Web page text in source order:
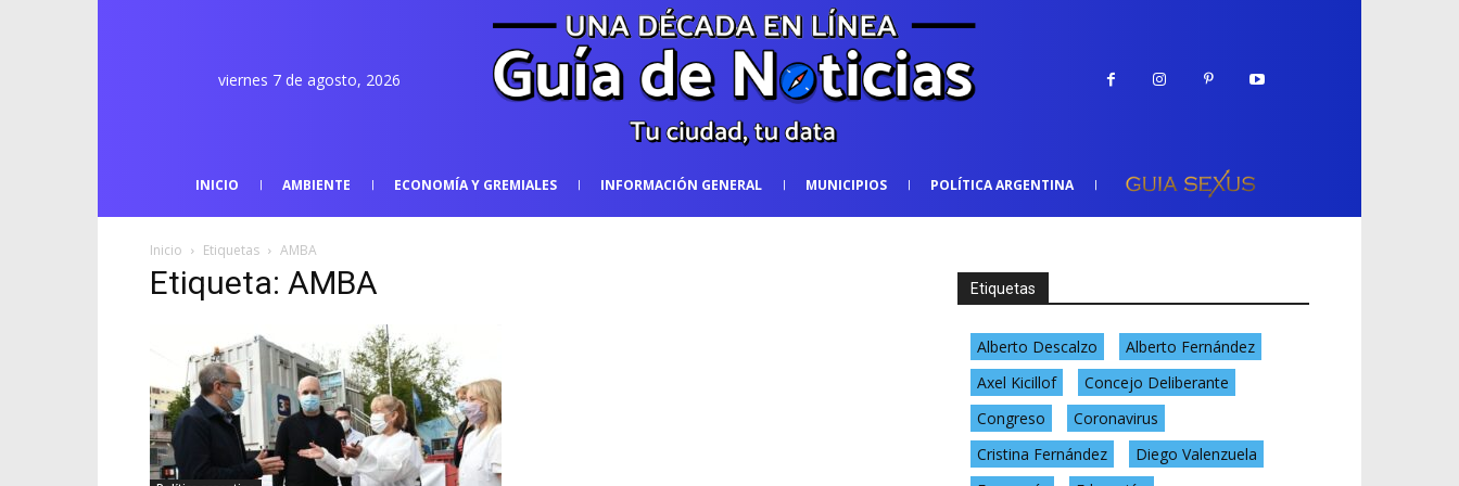
viernes 7 de agosto, 2026
INICIO AMBIENTE ECONOMÍA Y GREMIALES INFORMACIÓN GENERAL MUNICIPIOS POLÍTICA ARGENTINA
Inicio Etiquetas AMBA
Etiqueta: AMBA Etiquetas
Alberto Descalzo
Alberto Fernández
Axel Kicillof
Concejo Deliberante
Congreso
Coronavirus
Cristina Fernández
Diego Valenzuela